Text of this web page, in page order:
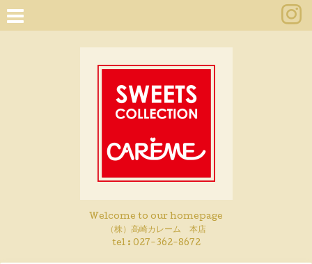
Welcome to our homepage
（株）高崎カレーム 本店
tel : 027-362-8672